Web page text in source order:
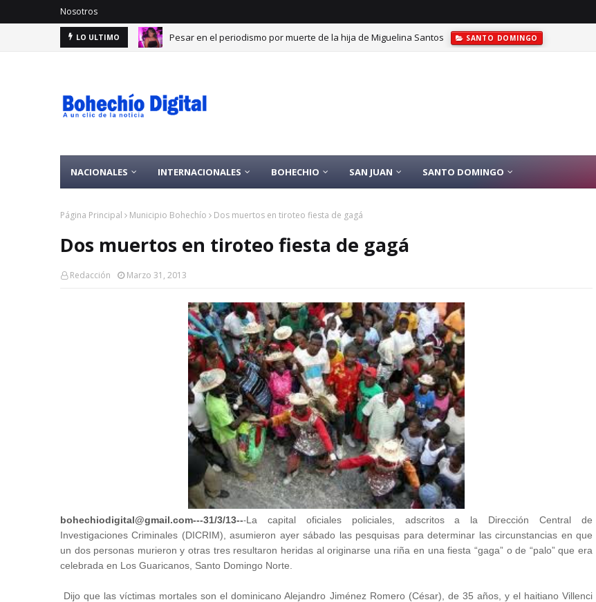
Nosotros
LO ULTIMO Pesar en el periodismo por muerte de la hija de Miguelina Santos SANTO DOMINGO
NACIONALES INTERNACIONALES BOHECHIO SAN JUAN SANTO DOMINGO
Página Principal Municipio Bohechío Dos muertos en tiroteo fiesta de gagá
Dos muertos en tiroteo fiesta de gagá
Redacción Marzo 31, 2013
bohechiodigital@gmail.com---31/3/13---La capital oficiales policiales, adscritos a la Dirección Central de
Investigaciones Criminales (DICRIM), asumieron ayer sábado las pesquisas para determinar las circunstancias en que
un dos personas murieron y otras tres resultaron heridas al originarse una riña en una fiesta “gaga” o de “palo” que era
celebrada en Los Guaricanos, Santo Domingo Norte.
Dijo que las víctimas mortales son el dominicano Alejandro Jiménez Romero (César), de 35 años, y el haitiano Villenci